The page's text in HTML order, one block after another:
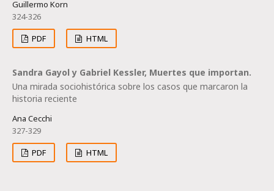
Guillermo Korn
324-326
PDF
HTML
Sandra Gayol y Gabriel Kessler, Muertes que importan.
Una mirada sociohistórica sobre los casos que marcaron la
historia reciente
Ana Cecchi
327-329
PDF
HTML